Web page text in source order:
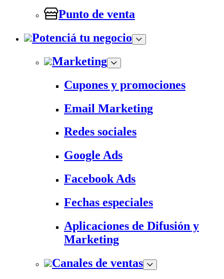
Punto de venta
Potenciá tu negocio
Marketing
Cupones y promociones
Email Marketing
Redes sociales
Google Ads
Facebook Ads
Fechas especiales
Aplicaciones de Difusión y
Marketing
Canales de ventas